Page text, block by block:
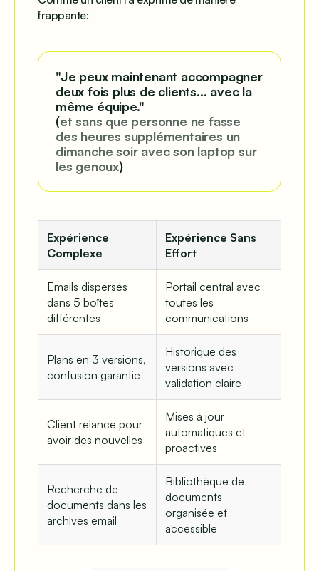
frappante:
"Je peux maintenant accompagner
deux fois plus de clients... avec la
même équipe."
(et sans que personne ne fasse
des heures supplémentaires un
dimanche soir avec son laptop sur
les genoux)
Expérience
Complexe
Expérience Sans
Effort
Emails dispersés
dans 5 boîtes
différentes
Portail central avec
toutes les
communications
Plans en 3 versions,
confusion garantie
Historique des
versions avec
validation claire
Client relance pour
avoir des nouvelles
Mises à jour
automatiques et
proactives
Recherche de
documents dans les
archives email
Bibliothèque de
documents
organisée et
accessible